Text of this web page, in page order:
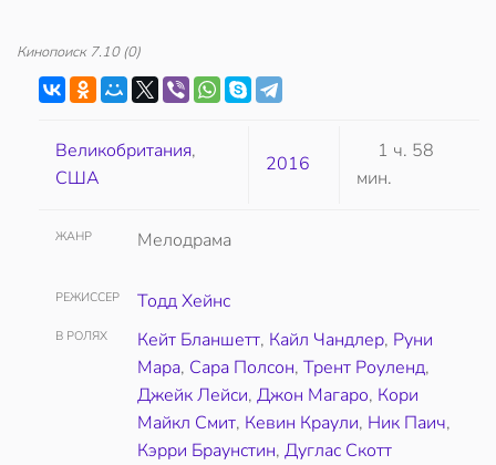
Кинопоиск 7.10(0)
Великобритания,
США
2016
1 ч. 58
мин.
ЖАНР Мелодрама
РЕЖИССЕР Тодд Хейнс
В РОЛЯХ Кейт Бланшетт, Кайл Чандлер, Руни
Мара, Сара Полсон, Трент Роуленд,
Джейк Лейси, Джон Магаро, Кори
Майкл Смит, Кевин Краули, Ник Паич,
Кэрри Браунстин, Дуглас Скотт